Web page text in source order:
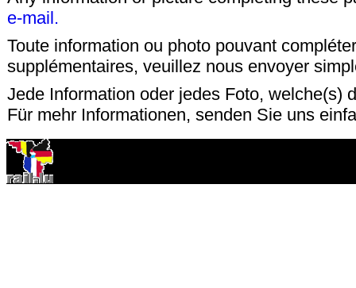
e-mail.
Toute information ou photo pouvant
supplémentaires, veuillez nous envoyer
Jede Information oder jedes Foto, welche(s)
Für mehr Informationen, senden Sie uns